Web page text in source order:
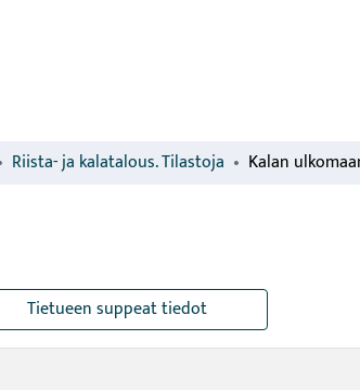
Riista- ja kalatalous. Tilastoja Kalan
Tietueen suppeat tiedot